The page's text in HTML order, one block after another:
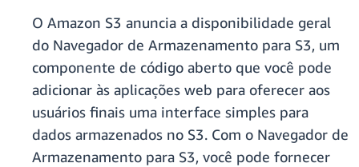
O Amazon S3 anuncia a disponibilidade geral
do Navegador de Armazenamento para S3, um
componente de código aberto que você pode
adicionar às aplicações web para oferecer aos
usuários finais uma interface simples para
dados armazenados no S3. Com o Navegador de
Armazenamento para S3, você pode fornecer